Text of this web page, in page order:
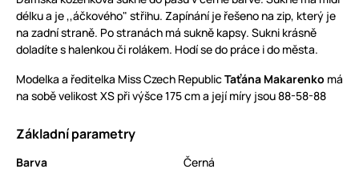
délku a je ,,áčkového" střihu. Zapínání je řešeno na zip, který je
na zadní straně. Po stranách má sukně kapsy. Sukni krásně
doladíte s halenkou či rolákem. Hodí se do práce i do města.
Modelka a ředitelka Miss Czech RepublicTaťána Makarenko má
na sobě velikost XS při výšce 175 cm a její míry jsou 88-58-88
Základní parametry
Barva
Černá